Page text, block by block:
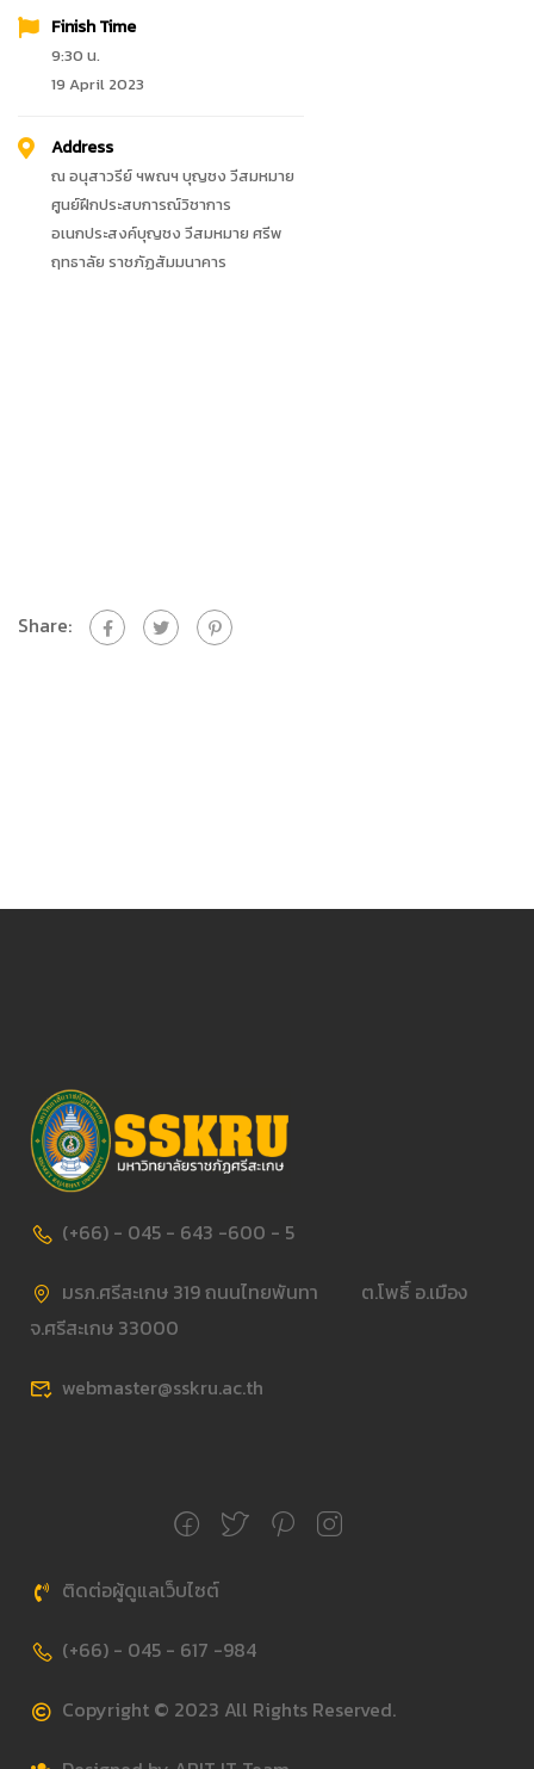
Finish Time
9:30 น.
19 April 2023
Address
ณ อนุสาวรีย์ ฯพณฯ บุญชง วีสมหมาย
ศูนย์ฝึกประสบการณ์วิชาการ
อเนกประสงค์บุญชง วีสมหมาย ศรีพ
ฤทธาลัย ราชภัฏสัมมนาคาร
Share:
(+66) - 045 - 643 -600 - 5
มรภ.ศรีสะเกษ 319 ถนนไทยพันทา ต.โพธิ์ อ.เมือง
จ.ศรีสะเกษ 33000
webmaster@sskru.ac.th
ติดต่อผู้ดูแลเว็บไซต์
(+66) - 045 - 617 -984
Copyright © 2023 All Rights Reserved.